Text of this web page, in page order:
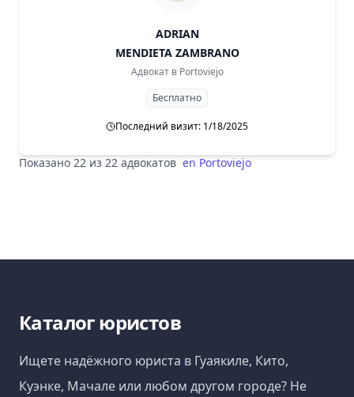
ADRIAN
MENDIETA ZAMBRANO
Адвокат в Portoviejo
Бесплатно
Последний визит: 1/18/2025
Показано 22 из 22 адвокатов en Portoviejo
Каталог юристов
Ищете надёжного юриста в Гуаякиле, Кито,
Куэнке, Мачале или любом другом городе? Не